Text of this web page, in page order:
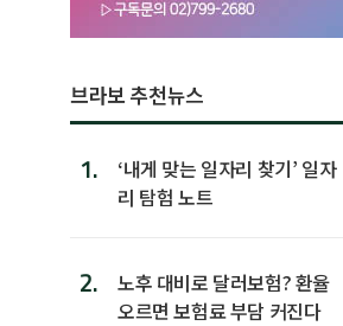
브라보 추천뉴스
1.
‘내게 맞는 일자리 찾기’ 일자
리 탐험 노트
2.
노후 대비로 달러보험? 환율
오르면 보험료 부담 커진다